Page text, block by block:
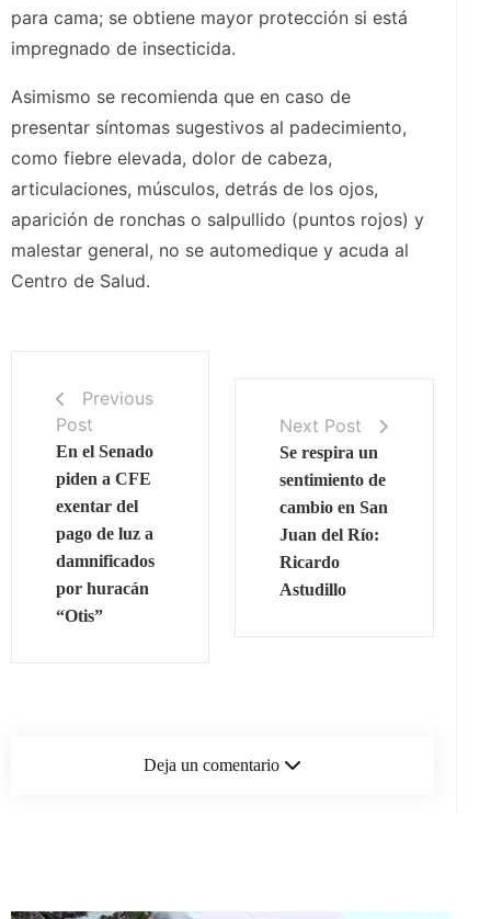
para cama; se obtiene mayor protección si está
impregnado de insecticida.
Asimismo se recomienda que en caso de
presentar síntomas sugestivos al padecimiento,
como fiebre elevada, dolor de cabeza,
articulaciones, músculos, detrás de los ojos,
aparición de ronchas o salpullido (puntos rojos) y
malestar general, no se automedique y acuda al
Centro de Salud.
Previous
Post
En el Senado
piden a CFE
exentar del
pago de luz a
damnificados
por huracán
“Otis”
Next Post
Se respira un
sentimiento de
cambio en San
Juan del Río:
Ricardo
Astudillo
Deja un comentario